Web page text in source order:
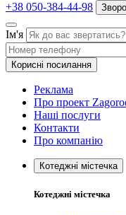
+38 050-384-44-98
Ім'я
Корисні посилання
Реклама
Про проект
Наші послуги
Контакти
Про компанію
Котеджні містечка
Котеджні містечка